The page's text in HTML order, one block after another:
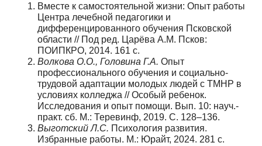
Вместе к самостоятельной жизни: Опыт работы
Центра лечебной педагогики и
дифференцированного обучения Псковской
области // Под ред. Царёва А.М. Псков:
ПОИПКРО, 2014. 161 с.
Волкова О.О., Головина Г.А. Опыт
профессионального обучения и социально-
трудовой адаптации молодых людей с ТМНР в
условиях колледжа // Особый ребенок.
Исследования и опыт помощи. Вып. 10: науч.-
практ. сб. М.: Теревинф, 2019. С. 128–136.
Выготский Л.С. Психология развития.
Избранные работы. М.: Юрайт, 2024. 281 с.